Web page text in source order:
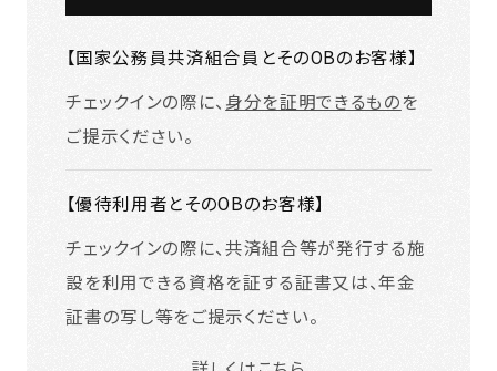
【国家公務員共済組合員とそのOBのお客様】
チェックインの際に、 身分を証明できるものを
ご提示ください。
【優待利用者とそのOBのお客様】
チェックインの際に、共済組合等が発行する施
設を利用できる資格を証する証書又は、年金
証書の写し等をご提示ください。